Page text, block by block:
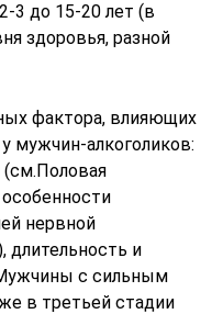
3 до 15-20 лет (в
здоровья, разной
фактора, влияющих
мужчин-алкоголиков:
нервной
длительность и
с сильным
в третьей стадии